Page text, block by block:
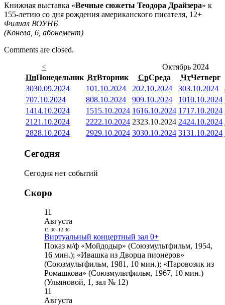
Книжная выставка «Вечные сюжеты Теодора Драйзера» к
155-летию со дня рождения американского писателя, 12+
Филиал ВОУНБ
(Конева, 6, абонемент)
Comments are closed.
<
Октябрь 2024
ПнПонедельник ВтВторник СрСреда ЧтЧетверг
3030.09.2024 101.10.2024 202.10.2024 303.10.2024
707.10.2024 808.10.2024 909.10.2024 1010.10.2024
1414.10.2024 1515.10.2024 1616.10.2024 1717.10.2024
21 21.10.2024 2222.10.2024 2323.10.2024 2424.10.2024
2828.10.2024 2929.10.2024 3030.10.2024 3131.10.2024
Сегодня
Сегодня нет событий
Скоро
11
Августа
11:30- 12:30
Виртуальный концертный зал 0+
Показ м/ф «Мойдодыр» (Союзмультфильм, 1954,
16 мин.); «Ивашка из Дворца пионеров»
(Союзмультфильм, 1981, 10 мин.); «Паровозик из
Ромашкова» (Союзмультфильм, 1967, 10 мин.)
(Ульяновой, 1, зал № 12)
11
Августа